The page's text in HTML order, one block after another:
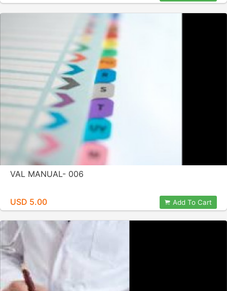
VAL MANUAL- 006
USD 5.00 Add To Cart